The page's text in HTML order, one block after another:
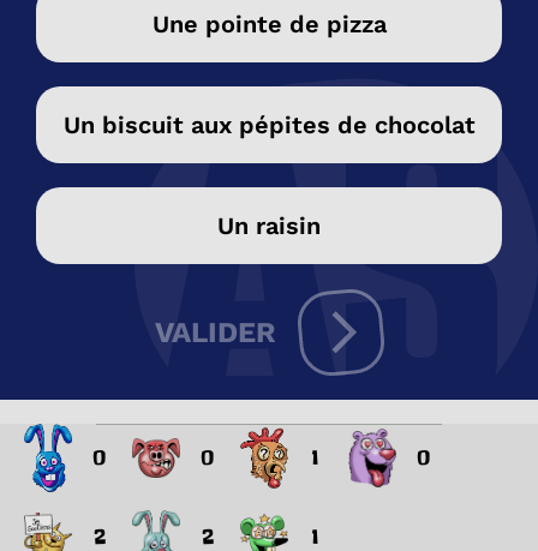
Une pointe de pizza
Un biscuit aux pépites de chocolat
Un raisin
VALIDER
0 0 1 0
2 2 1